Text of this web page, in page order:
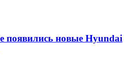
появились новые Hyundai